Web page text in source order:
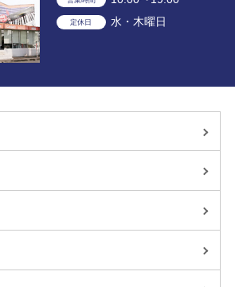
定休日 水・木曜日